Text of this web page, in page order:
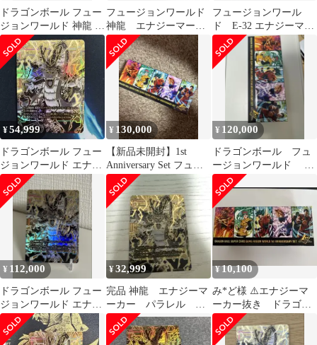
ドラゴンボール フュー
ジョンワールド 神龍 エ
ナジーマーカー E-32
フュージョンワールド
神龍 エナジーマーカ
ー
フュージョンワール
ド E-32 エナジーマー
カー 神龍 1stアニバ
ーサリー
¥54,999
ドラゴンボール フュー
ジョンワールド エナジ
ーマーカー 神龍
¥ 130,000
【新品未開封】1st
Anniversary Set フュー
ジョンワールド
¥ 120,000
ドラゴンボール フュ
ージョンワールド 1st
アニバーサリーセット
¥ 112,000
ドラゴンボール フュー
ジョンワールド エナジ
ーマーカー 神龍
¥32,999
完品 神龍 エナジーマ
ーカー パラレル ア
ニバーサリー セッ
ト プロモ
¥10,100
み*ど様 ⚠️エナジーマ
ーカー抜き ドラゴン
ボールANNIVERSARY
1st